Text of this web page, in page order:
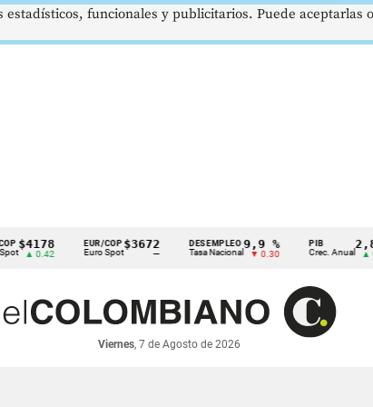
EUR/COP
Euro Spot
$3672
—
DESEMPLEO
Tasa Nacional
9,9 %
▼ 0.30
PIB
Crec. Anual
2,8 %
▲ 0.10
Viernes, 7 de Agosto de 2026
funcionales y publicitarios. Puede aceptarlas